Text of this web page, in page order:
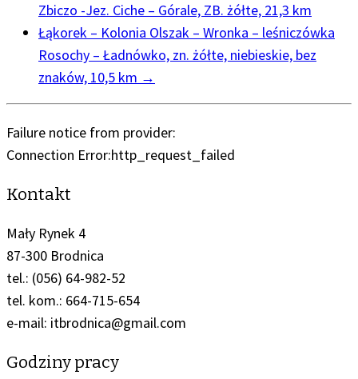
Zbiczo -Jez. Ciche – Górale, ZB. żółte, 21,3 km
Łąkorek – Kolonia Olszak – Wronka – leśniczówka
Rosochy – Ładnówko, zn. żółte, niebieskie, bez
znaków, 10,5 km →
Failure notice from provider:
Connection Error:http_request_failed
Kontakt
Mały Rynek 4
87-300 Brodnica
tel.: (056) 64-982-52
tel. kom.: 664-715-654
e-mail: itbrodnica@gmail.com
Godziny pracy